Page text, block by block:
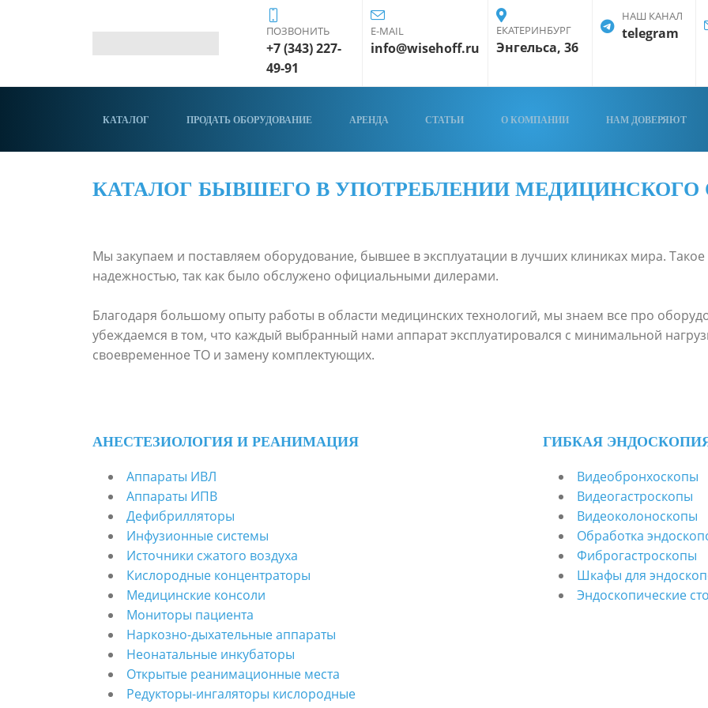
ПОЗВОНИТЬ
+7 (343) 227-
49-91
E-MAIL
info@wisehoff.ru
ЕКАТЕРИНБУРГ
Энгельса, 36
НАШ КАНАЛ
telegram
КАТАЛОГ ПРОДАТЬ ОБОРУДОВАНИЕ АРЕНДА СТАТЬИ О КОМПАНИИ НАМ ДОВЕРЯЮТ
КАТАЛОГ БЫВШЕГО В УПОТРЕБЛЕНИИ МЕДИЦИНСКОГО
Мы закупаем и поставляем оборудование, бывшее в эксплуатации в лучших клиниках мира.
надежностью, так как было обслужено официальными дилерами.
Благодаря большому опыту работы в области медицинских технологий, мы знаем все про
убеждаемся в том, что каждый выбранный нами аппарат эксплуатировался с минимальной
своевременное ТО и замену комплектующих.
АНЕСТЕЗИОЛОГИЯ И РЕАНИМАЦИЯ
Аппараты ИВЛ
Аппараты ИПВ
Дефибрилляторы
Инфузионные системы
Источники сжатого воздуха
Кислородные концентраторы
Медицинские консоли
Мониторы пациента
Наркозно-дыхательные аппараты
Неонатальные инкубаторы
Открытые реанимационные места
Редукторы-ингаляторы кислородные
ГИБКАЯ
Видеобронхоскопы
Видеогастроскопы
Видеоколоноскопы
Обработка
Фиброгастроскопы
Шкафы для
Эндоскопические